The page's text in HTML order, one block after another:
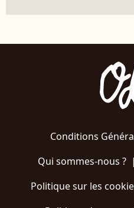
Conditions
Qui sommes-nous ?|
Politique sur les